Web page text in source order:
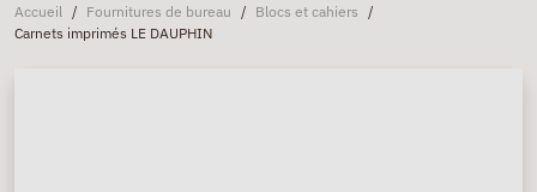
Accueil / Fournitures de bureau / Blocs et cahiers /
Carnets imprimés LE DAUPHIN